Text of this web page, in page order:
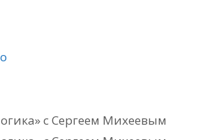
с Сергеем Михеевым